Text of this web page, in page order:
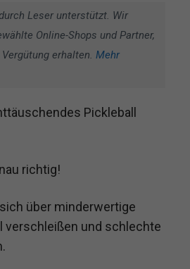
Leser unterstützt. Wir
Online-Shops und Partner,
erhalten. Mehr
Pickleball
richtig!
über minderwertige
verschleißen und schlechte